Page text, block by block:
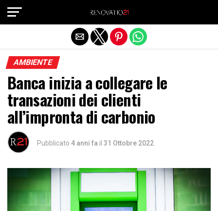
AMBIENTE
Banca inizia a collegare le
transazioni dei clienti
all’impronta di carbonio
Pubblicato 4 anni fa il 31 Ottobre 2022
Exit mobile version